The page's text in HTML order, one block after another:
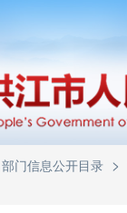
部门信息公开目录 >